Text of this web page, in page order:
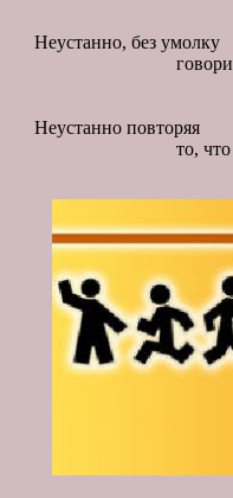
Неустанно, без умолку
говорит
с
Неустанно повторяя
то, что Вы
чтобы